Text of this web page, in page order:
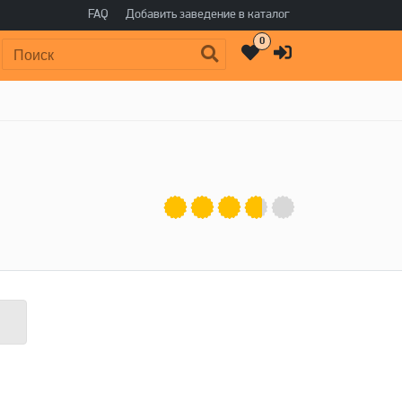
FAQ Добавить заведение в каталог
Поиск: 0